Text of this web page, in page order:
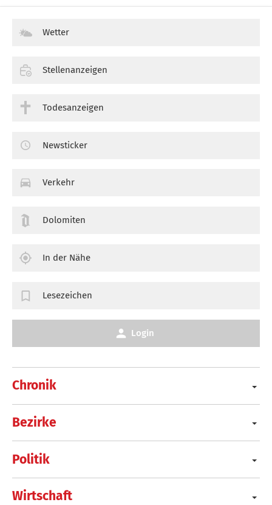
Chronik
Bezirke
Politik
Wirtschaft
Wetter
Stellenanzeigen
Todesanzeigen
Newsticker
Verkehr
Dolomiten
In der Nähe
Lesezeichen
Login